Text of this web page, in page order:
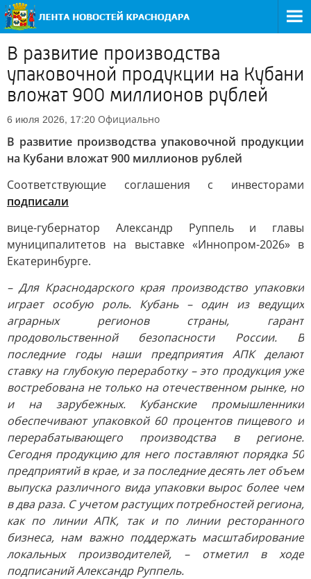
В развитие производства
упаковочной продукции на Кубани
вложат 900 миллионов рублей
6 июля 2026, 17:20 Официально
В развитие производства упаковочной продукции
на Кубани вложат 900 миллионов рублей
Соответствующие соглашения с инвесторами
подписали
вице-губернатор Александр Руппель и главы
муниципалитетов на выставке «Иннопром-2026» в
Екатеринбурге.
– Для Краснодарского края производство упаковки
играет особую роль. Кубань – один из ведущих
аграрных регионов страны, гарант
продовольственной безопасности России. В
последние годы наши предприятия АПК делают
ставку на глубокую переработку – это продукция уже
востребована не только на отечественном рынке, но
и на зарубежных. Кубанские промышленники
обеспечивают упаковкой 60 процентов пищевого и
перерабатывающего производства в регионе.
Сегодня продукцию для него поставляют порядка 50
предприятий в крае, и за последние десять лет объем
выпуска различного вида упаковки вырос более чем
в два раза. С учетом растущих потребностей региона,
как по линии АПК, так и по линии ресторанного
бизнеса, нам важно поддержать масштабирование
локальных производителей, – отметил в ходе
подписаний Александр Руппель.